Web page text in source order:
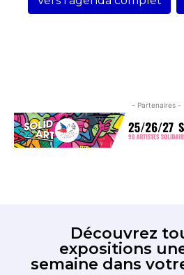
- Partenaires -
Découvrez
expositions
semaine dans